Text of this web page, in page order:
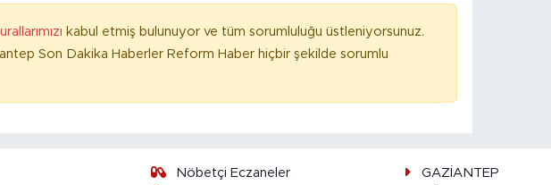
kabul etmiş bulunuyor ve tüm sorumluluğu üstleniyorsunuz.
Son Dakika Haberler Reform Haber hiçbir şekilde sorumlu
Nöbetçi Eczaneler
GAZİANTEP